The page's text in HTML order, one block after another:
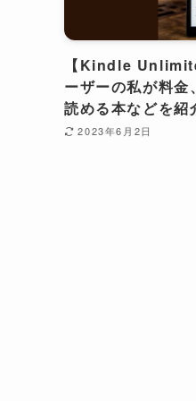
【Kindle
ーザーの私が料金
読める本などを紹
2023年6月2日